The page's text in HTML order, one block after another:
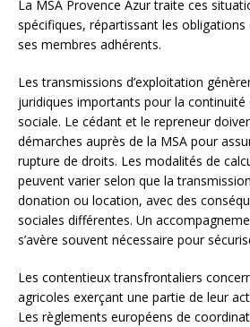
La MSA Provence Azur traite ces
spécifiques, répartissant les
ses membres adhérents.
Les transmissions d’exploitation
juridiques importants pour la
sociale. Le cédant et le repreneur
démarches auprès de la MSA pour
rupture de droits. Les modalités de
peuvent varier selon que la
donation ou location, avec des
sociales différentes. Un
s’avère souvent nécessaire pour
Les contentieux transfrontaliers
agricoles exerçant une partie de leur
Les règlements européens de